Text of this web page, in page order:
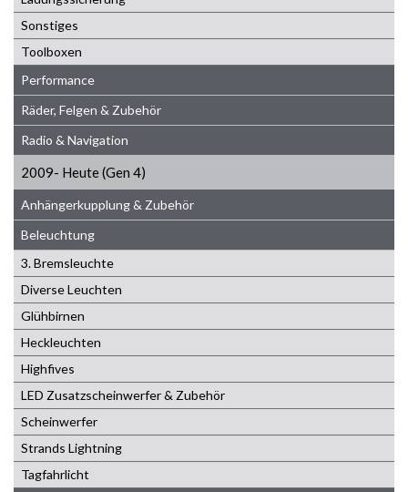
Sonstiges
Toolboxen
Performance
Räder, Felgen & Zubehör
Radio & Navigation
2009- Heute (Gen 4)
Anhängerkupplung & Zubehör
Beleuchtung
3. Bremsleuchte
Diverse Leuchten
Glühbirnen
Heckleuchten
Highfives
LED Zusatzscheinwerfer & Zubehör
Scheinwerfer
Strands Lightning
Tagfahrlicht